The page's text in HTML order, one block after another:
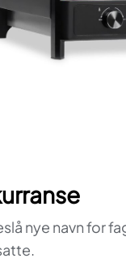
nye navn for